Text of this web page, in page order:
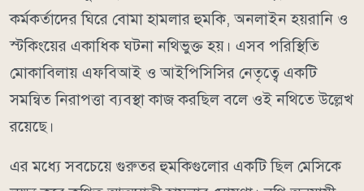
কর্মকর্তাদের ঘিরে বোমা হামলার হুমকি, অনলাইন হয়রানি ও
স্টকিংয়ের একাধিক ঘটনা নথিভুক্ত হয়। এসব পরিস্থিতি
মোকাবিলায় এফবিআই ও আইপিসিসির নেতৃত্বে একটি
সমন্বিত নিরাপত্তা ব্যবস্থা কাজ করছিল বলে ওই নথিতে উল্লেখ
রয়েছে।
এর মধ্যে সবচেয়ে গুরুতর হুমকিগুলোর একটি ছিল মেসিকে